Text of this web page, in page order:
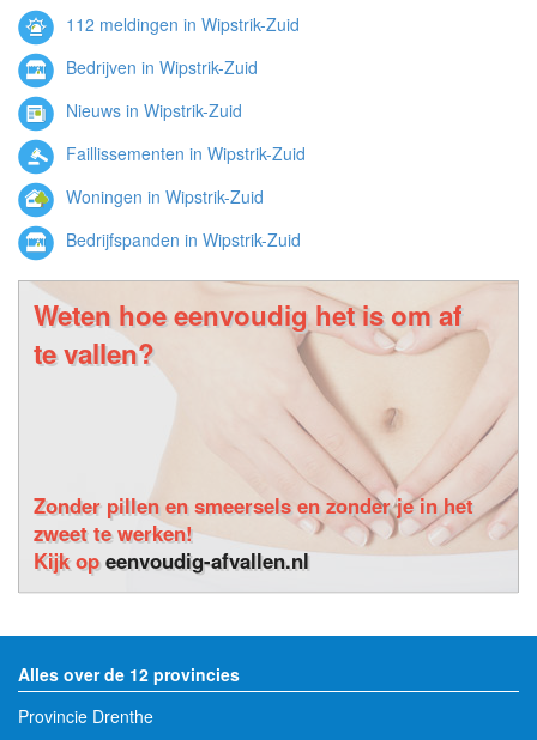
112 meldingen in Wipstrik-Zuid
Bedrijven in Wipstrik-Zuid
Nieuws in Wipstrik-Zuid
Faillissementen in Wipstrik-Zuid
Woningen in Wipstrik-Zuid
Bedrijfspanden in Wipstrik-Zuid
Weten hoe eenvoudig het is om af
te vallen?
Zonder pillen en smeersels en zonder je in het
zweet te werken!
Kijk opeenvoudig-afvallen.nl
Alles over de 12 provincies
Provincie Drenthe